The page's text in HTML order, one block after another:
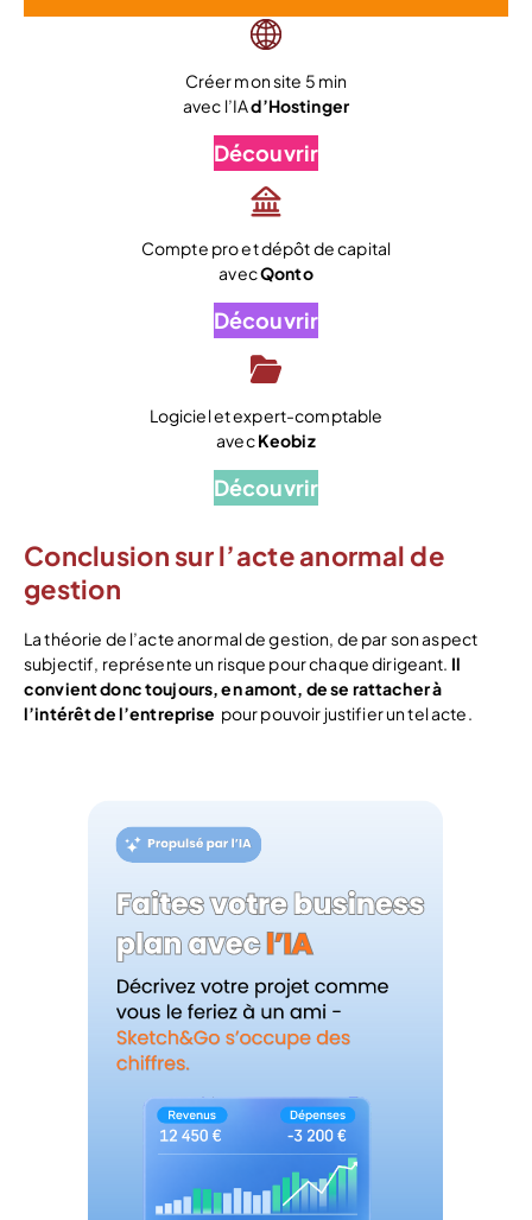
Créer mon site 5 min
avec l’IAd’Hostinger
Découvrir
Compte pro et dépôt de capital
avecQonto
Découvrir
Logiciel et expert-comptable
avecKeobiz
Découvrir
Conclusion sur l’acte anormal de
gestion
La théorie de l’acte anormal de gestion, de par son aspect
subjectif, représente un risque pour chaque dirigeant. Il
convient donc toujours, en amont, de se rattacher à
l’intérêt de l’entreprise pour pouvoir justifier un tel acte.